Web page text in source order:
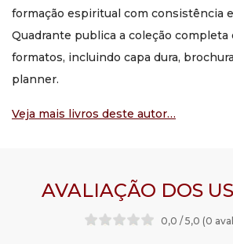
formação espiritual com consistência
Quadrante publica a coleção
formatos, incluindo capa dura,
planner.
Veja mais livros deste autor…
AVALIAÇÃO DOS
0,0 / 5,0 (0